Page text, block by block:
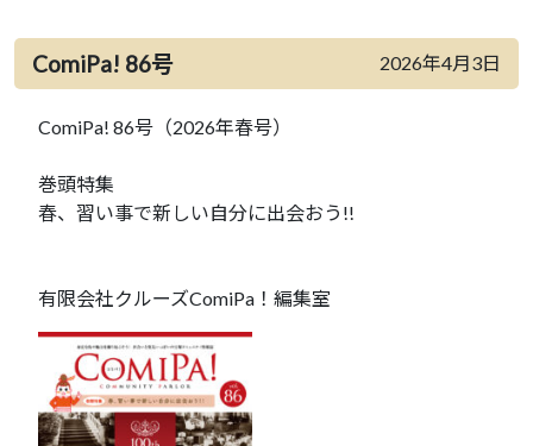
ComiPa! 86号 2026年4月3日
ComiPa! 86号（2026年春号）
巻頭特集
春、習い事で新しい自分に出会おう!!
有限会社クルーズComiPa！編集室